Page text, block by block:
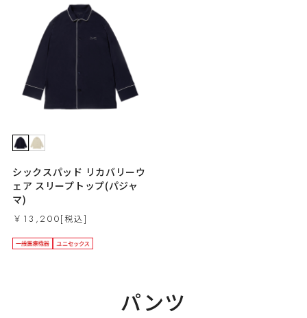
シックスパッド リカバリーウ
ェア スリープトップ(パジャ
マ)
￥13,200
パンツ